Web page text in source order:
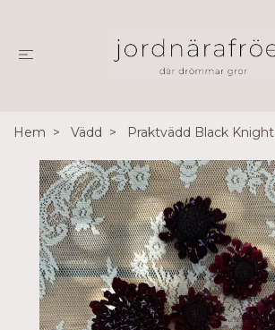
Hem Vädd Praktvädd Black Knight